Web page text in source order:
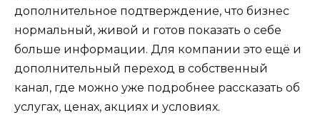
дополнительное подтверждение, что бизнес
нормальный, живой и готов показать о себе
больше информации. Для компании это ещё и
дополнительный переход в собственный
канал, где можно уже подробнее рассказать об
услугах, ценах, акциях и условиях.